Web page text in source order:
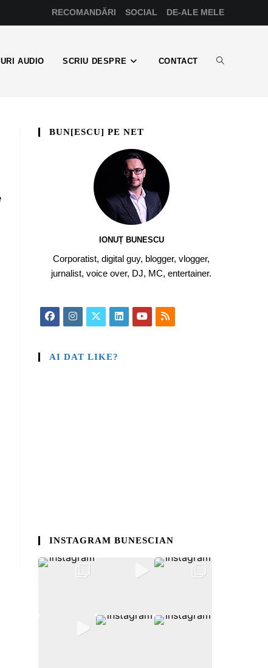
RECOMANDĂRI SOCIAL DE-ALE MELE
AUDIO SCRIU DESPRE CONTACT
BUN[ESCU] PE NET
IONUȚ BUNESCU
Corporatist, digital guy, blogger, vlogger,
jurnalist, voice over, DJ, MC, entertainer.
AI DAT LIKE?
INSTAGRAM BUNESCIAN